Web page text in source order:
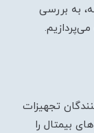
به بررسی
تجهیزات
بیمتال را